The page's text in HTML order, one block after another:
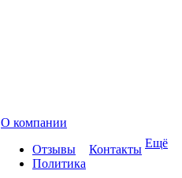
О компании
Отзывы
Политика
Контакты Ещё